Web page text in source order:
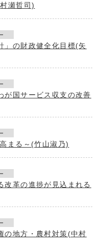
瀬哲司)
」の財政健全化目標(矢
が国サービス収支の改善
まる～(竹山淑乃)
改革の進捗が見込まれる
の地方・農村対策(中村